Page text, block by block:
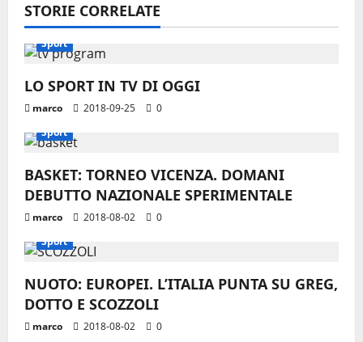
z
i
o
n
e
a
r
t
i
c
STORIE CORRELATE
Sport
LO SPORT IN TV DI OGGI
marco 2018-09-25
0
Sport
BASKET: TORNEO VICENZA. DOMANI
DEBUTTO NAZIONALE SPERIMENTALE
marco 2018-08-02
0
Sport
NUOTO: EUROPEI. L’ITALIA PUNTA SU GREG,
DOTTO E SCOZZOLI
marco 2018-08-02 0